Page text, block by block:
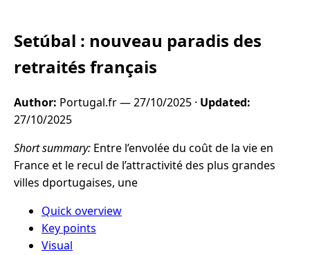
Setúbal : nouveau paradis des
retraités français
Author: Portugal.fr —27/10/2025 · Updated:
27/10/2025
Short summary: Entre l’envolée du coût de la vie en
France et le recul de l’attractivité des plus grandes
villes dportugaises, une
Quick overview
Key points
Visual